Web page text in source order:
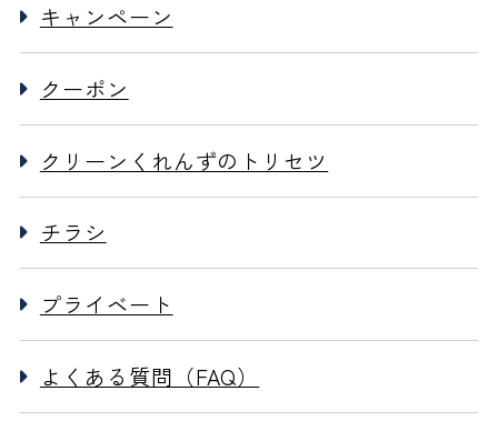
キャンペーン
クーポン
クリーンくれんずのトリセツ
チラシ
プライベート
よくある質問（FAQ）